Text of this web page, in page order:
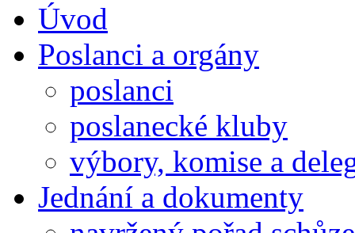
Úvod
Poslanci a orgány
poslanci
poslanecké kluby
výbory, komise a
Jednání a dokumenty